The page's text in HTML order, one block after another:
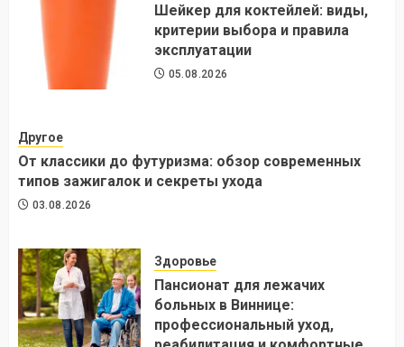
Шейкер для коктейлей: виды,
критерии выбора и правила
эксплуатации
05.08.2026
Другое
От классики до футуризма: обзор современных
типов зажигалок и секреты ухода
03.08.2026
Здоровье
Пансионат для лежачих
больных в Виннице:
профессиональный уход,